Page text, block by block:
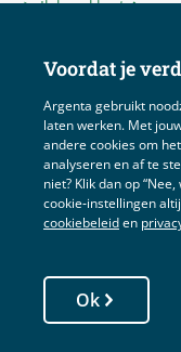
Voordat je
Argenta gebruikt
laten werken. Met
andere cookies om
analyseren en af te
niet? Klik dan op
cookie‑instellingen
cookiebeleiden
Ok
Ik ben klant.
Ik ben adviseur.
Ik ben Argenta.
Disclaimer
Privacy
Cookies